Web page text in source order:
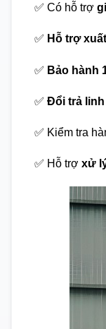
✅ Có hỗ trợ
✅ Hỗ trợ
✅ Bảo hành
✅ Đổi trả
✅ Kiểm tra
✅ Hỗ trợ xử